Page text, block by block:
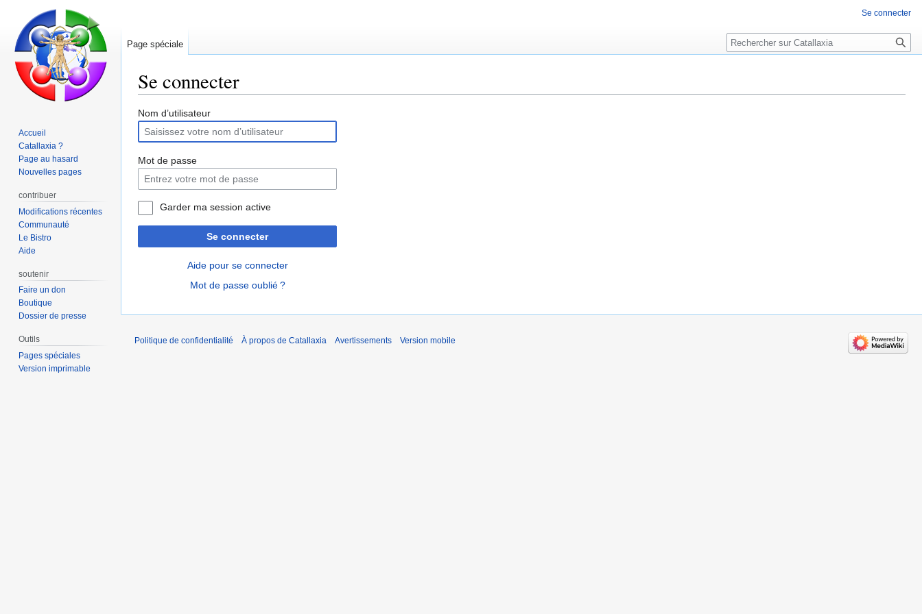
Se connecter
Aller
la
navigation
Aller
la
recherche
Nom d’utilisateur
Mot de passe
Garder ma session active
Se connecter
Aide pour se connecter
Mot de passe oublié ?
Se connecter
Page spéciale Rechercher
Accueil
Catallaxia ?
Page au hasard
Nouvelles pages
contribuer
Modifications récentes
Communauté
Le Bistro
Aide
soutenir
Faire un don
Boutique
Dossier de presse
Outils
Pages spéciales
Version imprimable
Politique de confidentialité À propos de Catallaxia Avertissements Version mobile